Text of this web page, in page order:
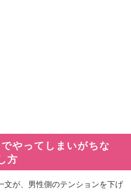
やってしまいがちな
方
文が、男性側のテンションを下げ